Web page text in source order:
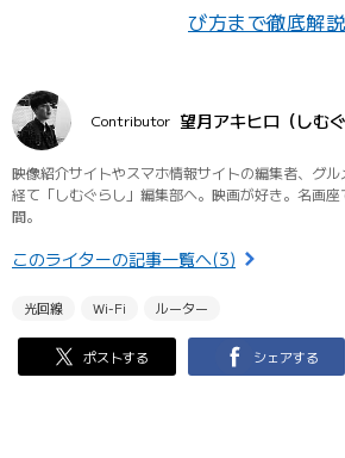
び方まで徹底解説
Contributor 望月アキヒロ（しむ
映像紹介サイトやスマホ情報サイトの編集者、グ
経て「しむぐらし」編集部へ。映画が好き。名画
間。
このライターの記事一覧へ(3)
光回線 Wi-Fi ルーター
ポストする シェアする